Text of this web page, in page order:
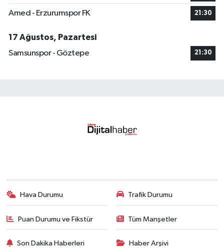
Amed - Erzurumspor FK 21:30
17 Ağustos, Pazartesi
Samsunspor - Göztepe
21:30
Hava Durumu Trafik Durumu
Puan Durumu ve Fikstür Tüm Manşetler
Son Dakika Haberleri Haber Arşivi